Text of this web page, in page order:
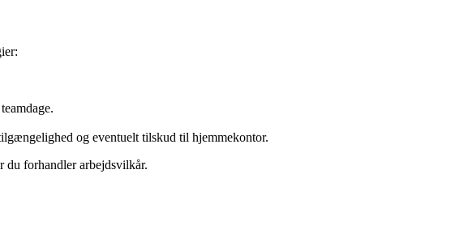
og eventuelt tilskud til hjemmekontor.
forhandler arbejdsvilkår.